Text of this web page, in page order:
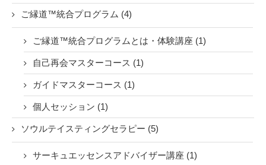
ご縁道™統合プログラム (4)
ご縁道™統合プログラムとは・体験講座 (1)
自己再会マスターコース (1)
ガイドマスターコース (1)
個人セッション (1)
ソウルテイスティングセラピー (5)
サーキュエッセンスアドバイザー講座 (1)